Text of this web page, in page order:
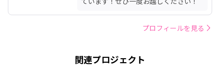
プロフィールを見る
関連プロジェクト